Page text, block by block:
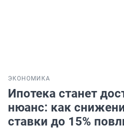
ЭКОНОМИКА
Ипотека станет
нюанс: как
ставки до 15%